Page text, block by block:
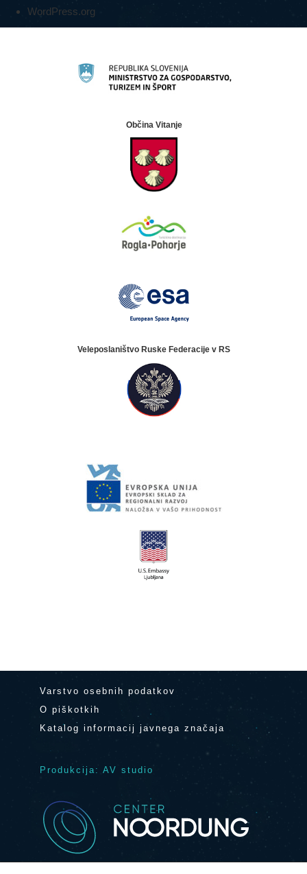
WordPress.org
Občina Vitanje
Veleposlaništvo Ruske Federacije v RS
Varstvo osebnih podatkov
O piškotkih
Katalog informacij javnega značaja
Produkcija: AV studio